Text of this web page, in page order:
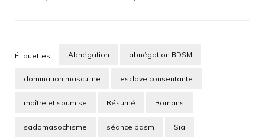
Étiquettes : Abnégation abnégation BDSM
domination masculine esclave consentante
maître et soumise Résumé Romans
sadomasochisme séance bdsm Sia